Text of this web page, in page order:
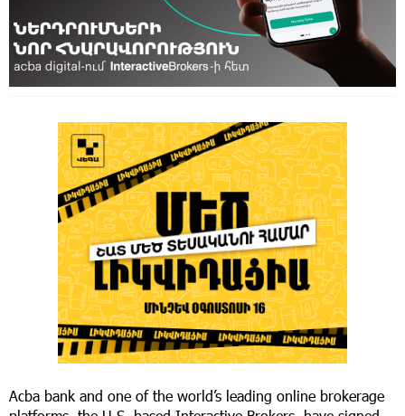
Acba bank and one of the world’s leading online brokerage